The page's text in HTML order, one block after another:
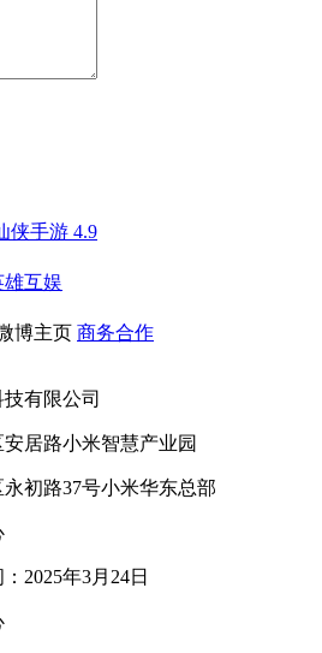
侠手游 4.9
雄互娱
博主页 商务合作
有限公司
居路小米智慧产业园
初路37号小米华东总部
2025年3月24日